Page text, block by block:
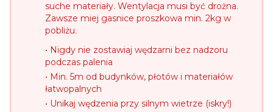
suche materiały. Wentylacja musi być drożna.
Zawsze miej gasnice proszkowa min. 2kg w
pobliżu.
• Nigdy nie zostawiaj wędzarni bez nadzoru
podczas palenia
• Min. 5m od budynków, płotów i materiałów
łatwopalnych
• Unikaj wędzenia przy silnym wietrze (iskry!)